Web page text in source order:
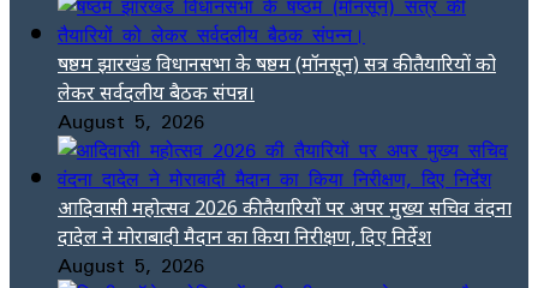
षष्ठम झारखंड विधानसभा के षष्ठम (मॉनसून) सत्र की तैयारियों को
लेकर सर्वदलीय बैठक संपन्न।
August 5, 2026
आदिवासी महोत्सव 2026 की तैयारियों पर अपर मुख्य सचिव वंदना
दादेल ने मोराबादी मैदान का किया निरीक्षण, दिए निर्देश
August 5, 2026